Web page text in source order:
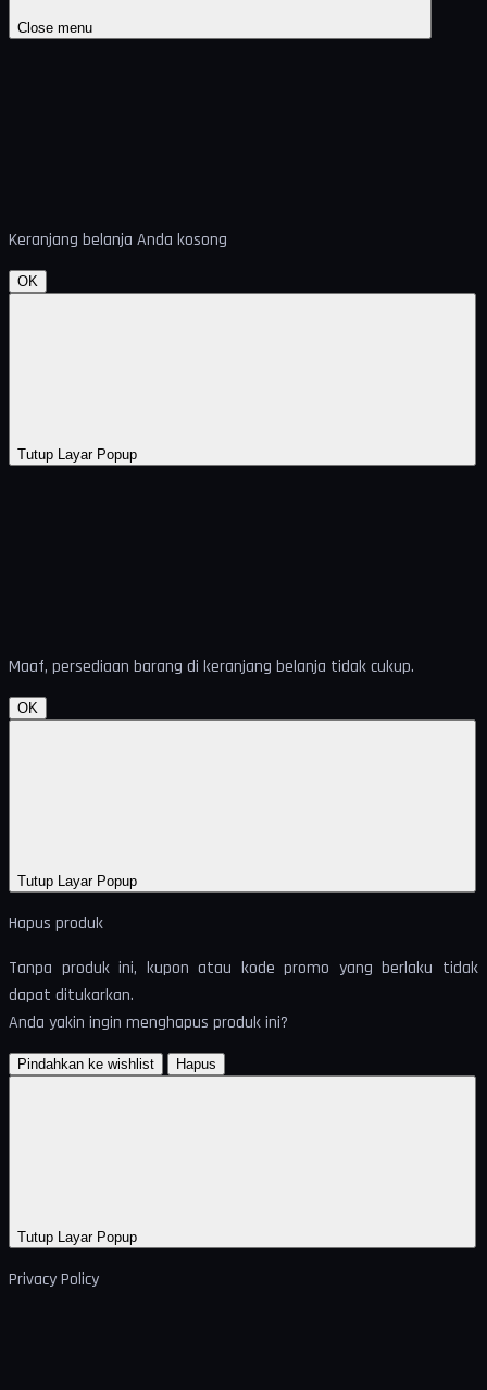
Close menu
Keranjang belanja Anda kosong
OK
Tutup Layar Popup
Maaf, persediaan barang di keranjang belanja tidak cukup.
OK
Tutup Layar Popup
Hapus produk
Tanpa produk ini, kupon atau kode promo yang berlaku tidak
dapat ditukarkan.
Anda yakin ingin menghapus produk ini?
Pindahkan ke wishlist Hapus
Tutup Layar Popup
Privacy Policy